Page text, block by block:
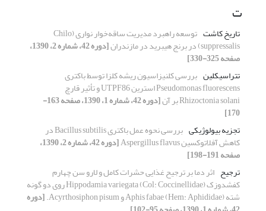
ت
تاریخ کاشت توسعه راهبرد مدیریت ساقه‌خوار نواری (Chilo
suppressalis) در برنج هیبرید در مازندران [دوره 42، شماره 2، 1390،
صفحه 325-330]
تتراسیکلین بررسی کلنیزاسیون ریشه کلزا توسط باکتری
Pseudomonas fluorescens استرین UTPF86 و تأثیر قارچ
Rhizoctonia solani بر آن [دوره 42، شماره 1، 1390، صفحه 163-
170]
تجزیه بیولوژیکی
بررسی نحوه عمل باکتری Bacillus subtilis در
کاهش آفلاتوکسین Aspergillus flavus [دوره 42، شماره 2، 1390،
صفحه 191-198]
ترجیح اثر دما بر ترجیح غذایی حشرات کامل و لارو سن چهارم
کفشدوزک Hippodamia variegata (Col: Coccinellidae) روی دو گونه
شته Aphis fabae (Hem: Aphididae) و Acyrthosiphon pisum. [دوره